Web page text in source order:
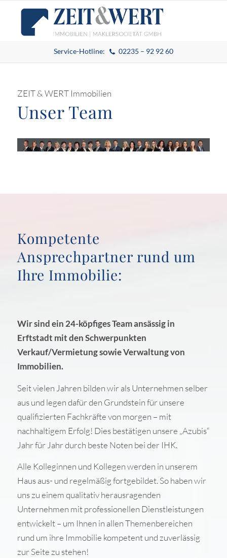
Service-Hotline: 02235 – 92 92 60
ZEIT & WERT Immobilien
Unser Team
Kompetente
Ansprechpartner rund um
Ihre Immobilie:
Wir sind ein 24-köpfiges Team ansässig in
Erftstadt mit den Schwerpunkten
Verkauf/Vermietung sowie Verwaltung von
Immobilien.
Seit vielen Jahren bilden wir als Unternehmen selber
aus und legen dafür den Grundstein für unsere
qualifizierten Fachkräfte von morgen – mit
nachhaltigem Erfolg! Dies bestätigen unsere „Azubis“
Jahr für Jahr durch beste Noten bei der IHK.
Alle Kolleginnen und Kollegen werden in unserem
Haus aus- und regelmäßig fortgebildet. So haben wir
uns zu einem qualitativ herausragenden
Unternehmen mit professionellen Dienstleistungen
entwickelt – um Ihnen in allen Themenbereichen
rund um ihre Immobilie kompetent und zuverlässig
zur Seite zu stehen!